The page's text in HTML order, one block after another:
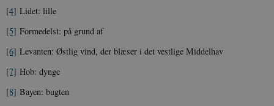
[4] Lidet: lille
[5] Formedelst: på grund af
[6] Levanten: Østlig vind, der blæser i det vestlige Middelhav
[7] Hob: dynge
[8] Bayen: bugten
Navn
be_typo_user
TYPO3 Association
.danmarkshistorien.dk